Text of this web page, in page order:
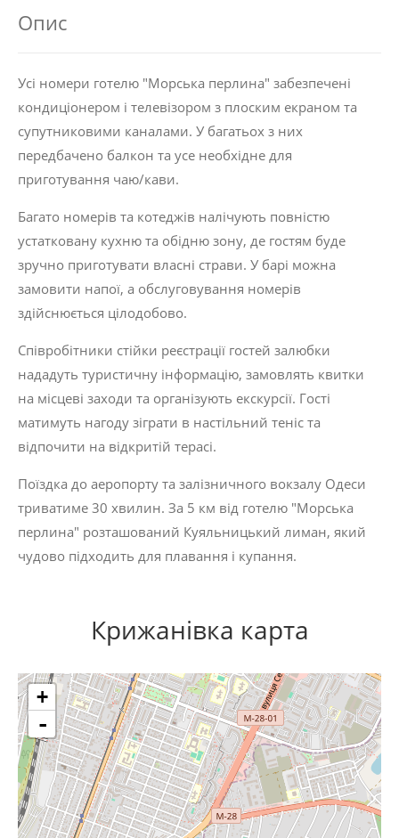
Опис
Усі номери готелю "Морська перлина" забезпечені
кондиціонером і телевізором з плоским екраном та
супутниковими каналами. У багатьох з них
передбачено балкон та усе необхідне для
приготування чаю/кави.
Багато номерів та котеджів налічують повністю
устатковану кухню та обідню зону, де гостям буде
зручно приготувати власні страви. У барі можна
замовити напої, а обслуговування номерів
здійснюється цілодобово.
Співробітники стійки реєстрації гостей залюбки
нададуть туристичну інформацію, замовлять квитки
на місцеві заходи та організують екскурсії. Гості
матимуть нагоду зіграти в настільний теніс та
відпочити на відкритій терасі.
Поїздка до аеропорту та залізничного вокзалу Одеси
триватиме 30 хвилин. За 5 км від готелю "Морська
перлина" розташований Куяльницький лиман, який
чудово підходить для плавання і купання.
Крижанівка карта
+
-